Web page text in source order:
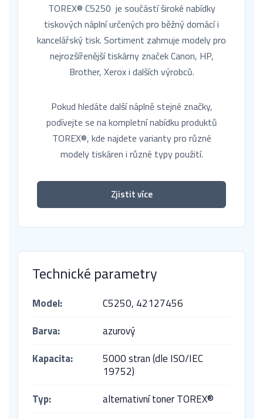
TOREX® C5250 je součástí široké nabídky
tiskových náplní určených pro běžný domácí i
kancelářský tisk. Sortiment zahrnuje modely pro
nejrozšířenější tiskárny značek Canon, HP,
Brother, Xerox i dalších výrobců.
Pokud hledáte další náplně stejné značky,
podívejte se na kompletní nabídku produktů
TOREX®, kde najdete varianty pro různé
modely tiskáren i různé typy použití.
Zjistit více
Technické parametry
Model: C5250, 42127456
Barva:
azurový
Kapacita:
5000 stran (dle ISO/IEC
19752)
Typ:
alternativní toner TOREX®